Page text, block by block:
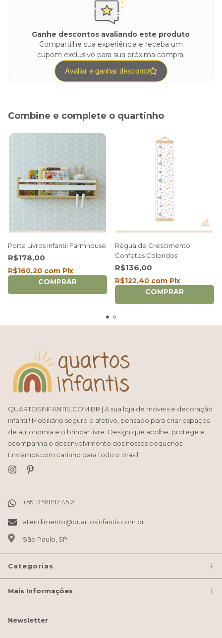
Ganhe descontos avaliando este produto
Compartilhe sua experiência e receba um
cupom exclusivo para sua próxima compra.
Avaliar e ganhar desconto
Combine e complete o quartinho
Porta Livros Infantil Farmhouse
R$178,00
R$160,20 com Pix
COMPRAR
Régua de Crescimento
Confetes Coloridos
R$136,00
R$122,40 com Pix
COMPRAR
QUARTOSINFANTIS.COM.BR | A sua loja de móveis e decoração
infantil! Mobiliário seguro e afetivo, pensado para criar espaços
de autonomia e o brincar livre. Design que acolhe, protege e
acompanha o desenvolvimento dos nossos pequenos.
Enviamos com carinho para todo o Brasil.
atendimento@quartosinfantis.com.br
São Paulo, SP
Categorias
Mais Informações
Newsletter